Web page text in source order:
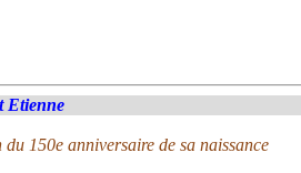
Etienne
150e anniversaire de sa naissance